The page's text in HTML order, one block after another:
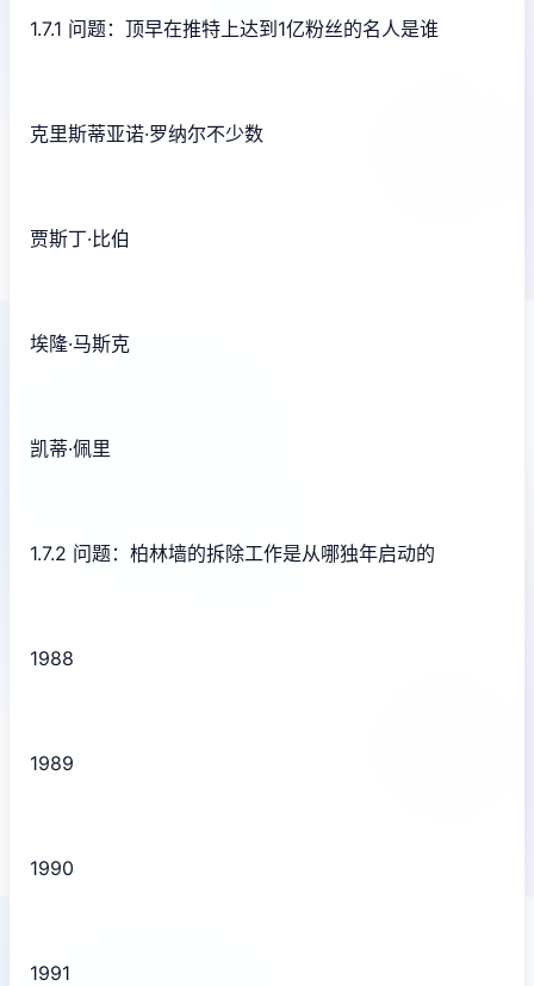
1.7.1 问题：顶早在推特上达到1亿粉丝的名人是谁
克里斯蒂亚诺·罗纳尔不少数
贾斯丁·比伯
埃隆·马斯克
凯蒂·佩里
1.7.2 问题：柏林墙的拆除工作是从哪独年启动的
1988
1989
1990
1991